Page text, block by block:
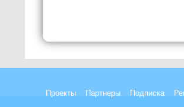
Проекты Партнеры Подписка